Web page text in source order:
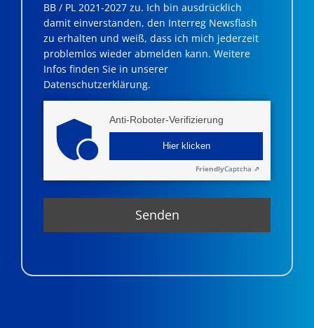
BB / PL 2021-2027 zu. Ich bin ausdrücklich
damit einverstanden, den Interreg Newsflash
zu erhalten und weiß, dass ich mich jederzeit
problemlos wieder abmelden kann. Weitere
Infos finden Sie in unserer
Datenschutzerklärung.
Anti-Roboter-Verifizierung
Hier klicken
FriendlyCaptcha ⇗